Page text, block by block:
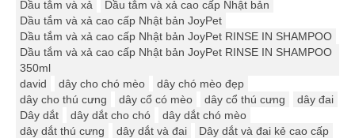
Dầu tắm và xả
Dầu tắm và xả cao cấp Nhật bản
Dầu tắm và xả cao cấp Nhật bản JoyPet
Dầu tắm và xả cao cấp Nhật bản JoyPet RINSE IN SHAMPOO
Dầu tắm và xả cao cấp Nhật bản JoyPet RINSE IN SHAMPOO
350ml
david
dây cho chó mèo
dây chó mèo đẹp
dây cho thú cưng
dây cổ có mèo dây cổ thú cưng
dây đai
Dây dắt
dây dắt cho chó
dây dắt chó mèo
dây dắt thú cưng
dây dắt và đai
Dây dắt và đai kẻ cao cấp